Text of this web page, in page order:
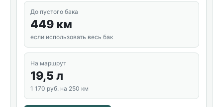
До пустого бака
449 км
если использовать весь бак
На маршрут
19,5 л
1 170 руб. на 250 км